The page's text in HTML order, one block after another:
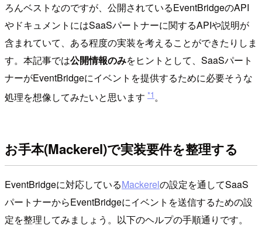
ろんベストなのですが、公開されているEventBridgeのAPI
やドキュメントにはSaaSパートナーに関するAPIや説明が
含まれていて、ある程度の実装を考えることができたりしま
す。本記事では公開情報のみをヒントとして、SaaSパート
ナーがEventBridgeにイベントを提供するために必要そうな
処理を想像してみたいと思います *1。
お手本(Mackerel)で実装要件を整理する
EventBridgeに対応しているMackerelの設定を通してSaaS
パートナーからEventBridgeにイベントを送信するための設
定を整理してみましょう。以下のヘルプの手順通りです。